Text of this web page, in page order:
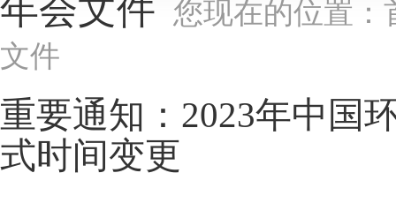
年会文件 您现在的位置：
文件
重要通知：2023年中国
式时间变更